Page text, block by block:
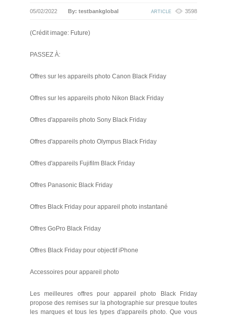
05/02/2022 By: testbankglobal ARTICLE 3598
(Crédit image: Future)
PASSEZ À:
Offres sur les appareils photo Canon Black Friday
Offres sur les appareils photo Nikon Black Friday
Offres d'appareils photo Sony Black Friday
Offres d'appareils photo Olympus Black Friday
Offres d'appareils Fujifilm Black Friday
Offres Panasonic Black Friday
Offres Black Friday pour appareil photo instantané
Offres GoPro Black Friday
Offres Black Friday pour objectif iPhone
Accessoires pour appareil photo
Les meilleures offres pour appareil photo Black Friday
propose des remises sur la photographie sur presque toutes
les marques et tous les types d'appareils photo. Que vous